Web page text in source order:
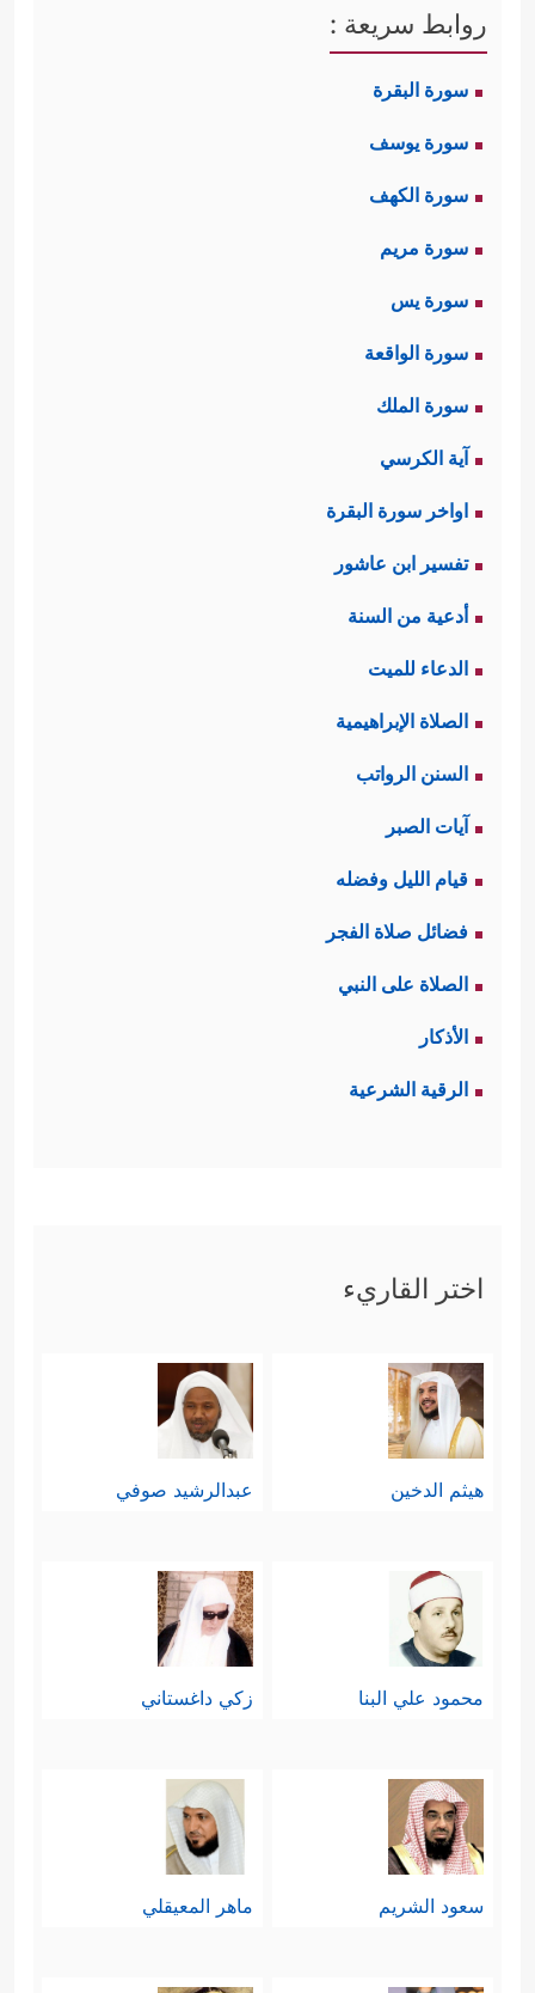
روابط سريعة :
سورة البقرة
سورة يوسف
سورة الكهف
سورة مريم
سورة يس
سورة الواقعة
سورة الملك
آية الكرسي
اواخر سورة البقرة
تفسير ابن عاشور
أدعية من السنة
الدعاء للميت
الصلاة الإبراهيمية
السنن الرواتب
آيات الصبر
قيام الليل وفضله
فضائل صلاة الفجر
الصلاة على النبي
الأذكار
الرقية الشرعية
اختر القاريء
هيثم الدخين عبدالرشيد صوفي
محمود علي البنا زكي داغستاني
سعود الشريم ماهر المعيقلي